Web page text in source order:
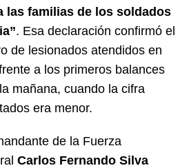
las familias de los soldados
. Esa declaración confirmó el
de lesionados atendidos en
a los primeros balances
mañana, cuando la cifra
era menor.
de la Fuerza
Carlos Fernando Silva